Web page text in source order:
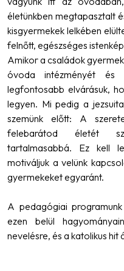
életünkben megtapasztalt
kisgyermekek lelkében
felnőtt, egészséges
Amikor a családok
óvoda intézményét és
legfontosabb elvárásuk,
legyen. Mi pedig a
szemünk előtt: A
felebarátod életét
tartalmasabbá. Ez kell
motiváljuk a velünk
gyermekeket egyaránt.
A pedagógiai
ezen belül
nevelésre, és a katolikus hit